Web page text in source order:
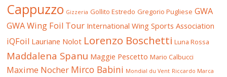
Cappuzzo Gizzeria Gollito Estredo Gregorio Pugliese GWA
GWA Wing Foil Tour International Wing Sports Association
iQFoil Lauriane Nolot Lorenzo Boschetti Luna Rossa
Maddalena Spanu Maggie Pescetto Mario Calbucci
Maxime Nocher Mirco Babini Mondial du Vent Riccardo Marca